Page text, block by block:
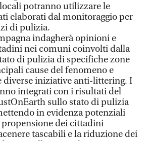
potranno utilizzare le
elaborati dal monitoraggio per
di pulizia.
indagherà opinioni e
nei comuni coinvolti dalla
di pulizia di specifiche zone
cause del fenomeno e
diverse iniziative anti-littering. I
integrati con i risultati del
sullo stato di pulizia
in evidenza potenziali
dei cittadini
tascabili e la riduzione dei